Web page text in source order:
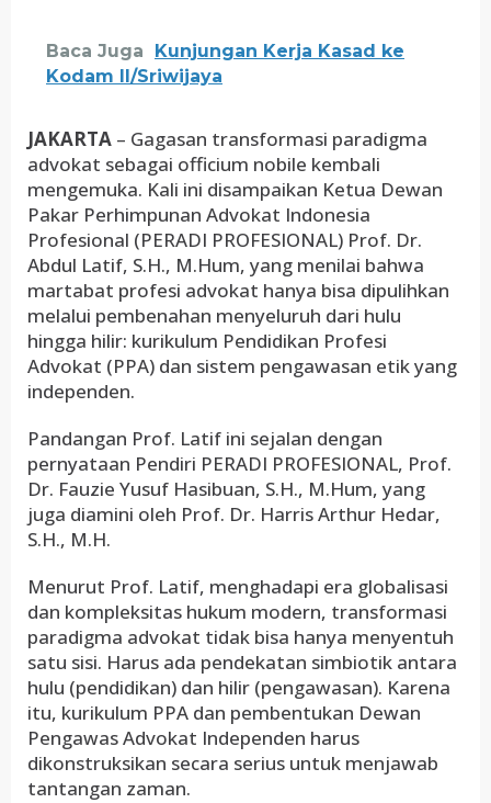
Baca Juga
Kunjungan Kerja Kasad ke
Kodam II/Sriwijaya
JAKARTA – Gagasan transformasi paradigma
advokat sebagai officium nobile kembali
mengemuka. Kali ini disampaikan Ketua Dewan
Pakar Perhimpunan Advokat Indonesia
Profesional (PERADI PROFESIONAL) Prof. Dr.
Abdul Latif, S.H., M.Hum, yang menilai bahwa
martabat profesi advokat hanya bisa dipulihkan
melalui pembenahan menyeluruh dari hulu
hingga hilir: kurikulum Pendidikan Profesi
Advokat (PPA) dan sistem pengawasan etik yang
independen.
Pandangan Prof. Latif ini sejalan dengan
pernyataan Pendiri PERADI PROFESIONAL, Prof.
Dr. Fauzie Yusuf Hasibuan, S.H., M.Hum, yang
juga diamini oleh Prof. Dr. Harris Arthur Hedar,
S.H., M.H.
Menurut Prof. Latif, menghadapi era globalisasi
dan kompleksitas hukum modern, transformasi
paradigma advokat tidak bisa hanya menyentuh
satu sisi. Harus ada pendekatan simbiotik antara
hulu (pendidikan) dan hilir (pengawasan). Karena
itu, kurikulum PPA dan pembentukan Dewan
Pengawas Advokat Independen harus
dikonstruksikan secara serius untuk menjawab
tantangan zaman.